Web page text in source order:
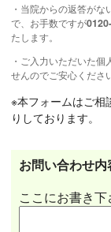
・当院からの返答が
で、お手数ですが
たします。
・ご入力いただいた
せんのでご安心くださ
※本フォームはご相
りしております。
お問い合わせ内
ここにお書き